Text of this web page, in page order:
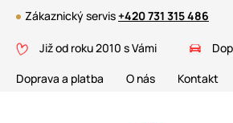
Zákaznický servis+420 731 315 486
Již od roku 2010 s Vámi
Doprava a platba
O nás Kontakt